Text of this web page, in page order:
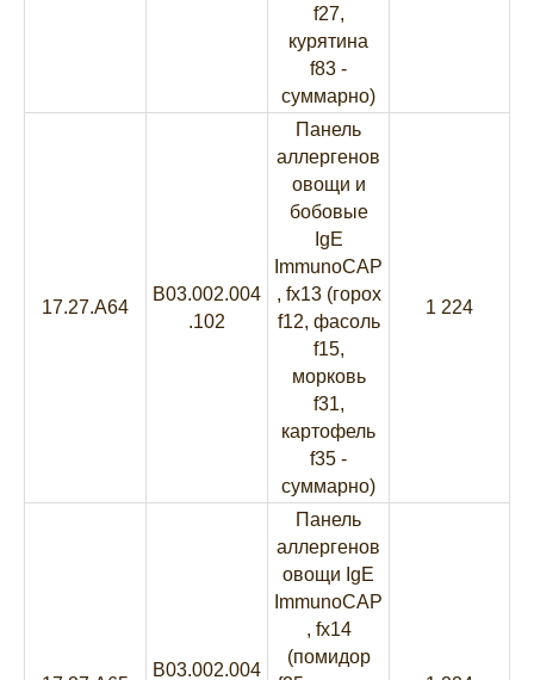
f27,
курятина
f83 -
суммарно)
17.27.A64
B03.002.004
.102
Панель
аллергенов
овощи и
бобовые
IgE
ImmunoCAP
, fx13 (горох
f12, фасоль
f15,
морковь
f31,
картофель
f35 -
суммарно)
1 224
B03.002.004
Панель
аллергенов
овощи IgE
ImmunoCAP
, fx14
(помидор